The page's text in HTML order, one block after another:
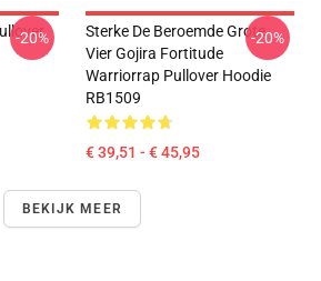
-20%
Sterke De Beroemde Grote
Vier Gojira Fortitude
Warriorrap Pullover Hoodie
RB1509
€ 39,51 - € 45,95
-20%
BEKIJK MEER